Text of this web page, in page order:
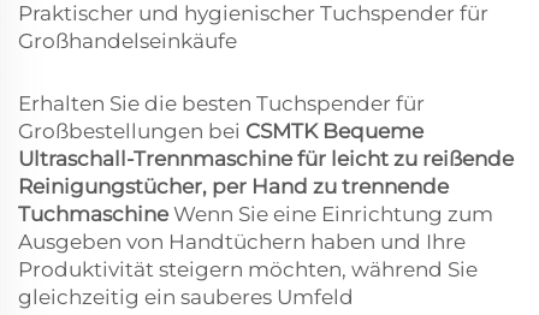
Praktischer und hygienischer Tuchspender für
Großhandelseinkäufe
Erhalten Sie die besten Tuchspender für
Großbestellungen bei CSMTK Bequeme
Ultraschall-Trennmaschine für leicht zu reißende
Reinigungstücher, per Hand zu trennende
Tuchmaschine Wenn Sie eine Einrichtung zum
Ausgeben von Handtüchern haben und Ihre
Produktivität steigern möchten, während Sie
gleichzeitig ein sauberes Umfeld